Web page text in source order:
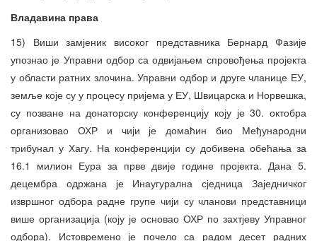
Владавина права
15) Виши замјеник високог представника Бернард Фазије
упознао је Управни одбор са одвијањем спровођења пројекта
у области ратних злочина. Управни одбор и друге чланице ЕУ,
земље које су у процесу пријема у ЕУ, Швицарска и Норвешка,
су позване на донаторску конференцију коју је 30. октобра
организовао ОХР и чији је домаћин био Међународни
трибунал у Хагу. На конференцији су добивена обећања за
16.1 милион Еура за прве двије године пројекта. Дана 5.
децембра одржана је Инаугурална сједница Заједничког
извршног одбора радне групе чији су чланови представници
више организација (коју је основао ОХР по захтјеву Управног
одбора). Истовремено је почело са радом десет радних